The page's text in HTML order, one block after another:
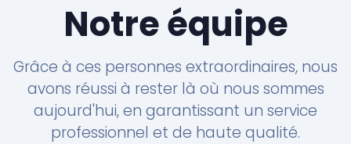
Notre équipe
Grâce à ces personnes extraordinaires, nous
avons réussi à rester là où nous sommes
aujourd'hui, en garantissant un service
professionnel et de haute qualité.